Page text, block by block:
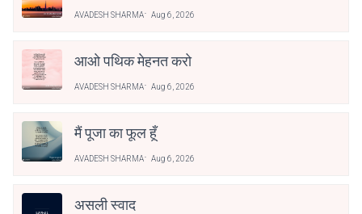
AVADESH SHARMA Aug 6, 2026
आओ पथिक मेहनत करो
AVADESH SHARMA Aug 6, 2026
मैं पूजा का फूल हूँ
AVADESH SHARMA Aug 6, 2026
असली स्वाद